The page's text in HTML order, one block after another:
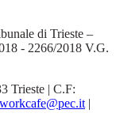
di Trieste –
- 2266/2018 V.G.
Trieste | C.F:
|